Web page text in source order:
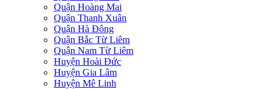
Quận Hoàng Mai
Quận Thanh Xuân
Quận Hà Đông
Quận Bắc Từ Liêm
Quận Nam Từ Liêm
Huyện Hoài Đức
Huyện Gia Lâm
Huyện Mê Linh